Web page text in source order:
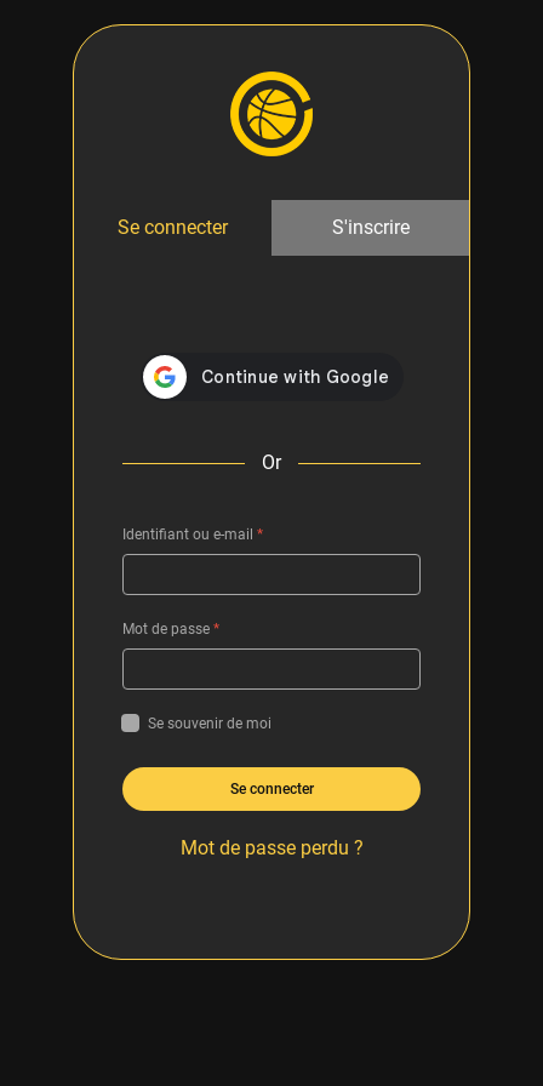
Se connecter S'inscrire
Or
Identifiant ou e-mail *
Mot de passe *
Se souvenir de moi
Se connecter
Mot de passe perdu ?